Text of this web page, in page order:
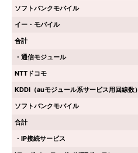
ソフトバンクモバイル
イー・モバイル
合計
・通信モジュール
NTTドコモ
KDDI（auモジュール系サービス用回線数）
ソフトバンクモバイル
合計
・IP接続サービス